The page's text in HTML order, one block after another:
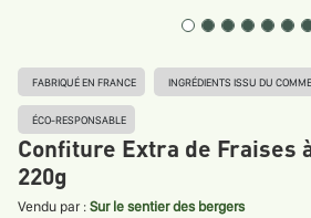
FABRIQUÉ EN FRANCE INGRÉDIENTS ISSU DU
ÉCO-RESPONSABLE
Confiture Extra de Fraises
220g
Vendu par : Sur le sentier des bergers